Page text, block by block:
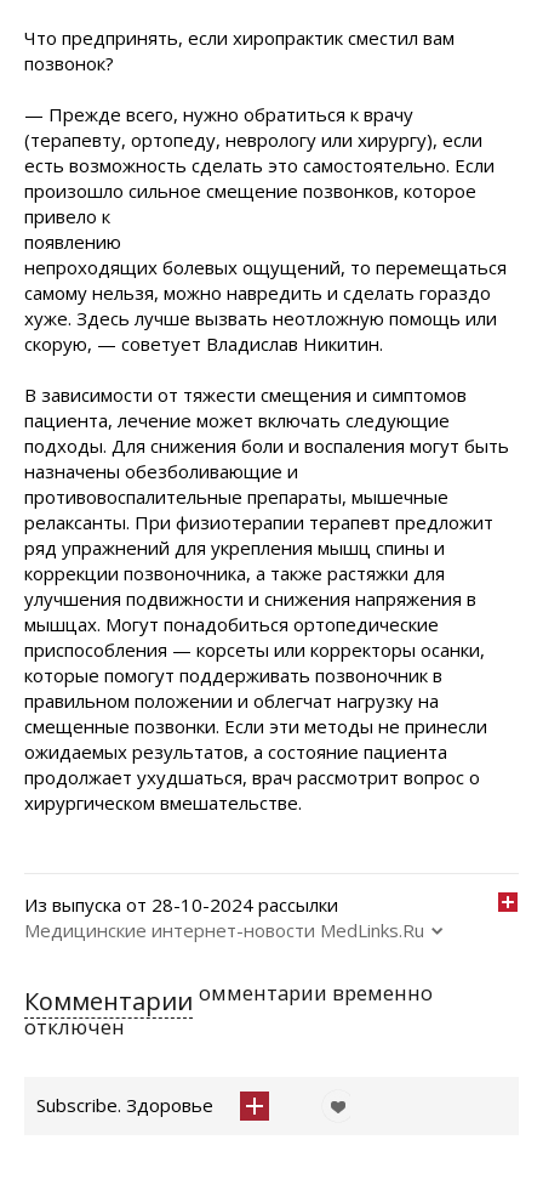
Что предпринять, если хиропрактик сместил вам
позвонок?
— Прежде всего, нужно обратиться к врачу
(терапевту, ортопеду, неврологу или хирургу), если
есть возможность сделать это самостоятельно. Если
произошло сильное смещение позвонков, которое
привело к
появлению
непроходящих болевых ощущений, то перемещаться
самому нельзя, можно навредить и сделать гораздо
хуже. Здесь лучше вызвать неотложную помощь или
скорую, — советует Владислав Никитин.
В зависимости от тяжести смещения и симптомов
пациента, лечение может включать следующие
подходы. Для снижения боли и воспаления могут быть
назначены обезболивающие и
противовоспалительные препараты, мышечные
релаксанты. При физиотерапии терапевт предложит
ряд упражнений для укрепления мышц спины и
коррекции позвоночника, а также растяжки для
улучшения подвижности и снижения напряжения в
мышцах. Могут понадобиться ортопедические
приспособления — корсеты или корректоры осанки,
которые помогут поддерживать позвоночник в
правильном положении и облегчат нагрузку на
смещенные позвонки. Если эти методы не принесли
ожидаемых результатов, а состояние пациента
продолжает ухудшаться, врач рассмотрит вопрос о
хирургическом вмешательстве.
Из выпуска от 28-10-2024 рассылки
Медицинские интернет-новости MedLinks.Ru
Комментарии омментарии временно
отключен
Subscribe. Здоровье